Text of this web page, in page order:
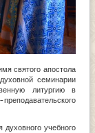
святого апостола
семинарии
литургию в
учебного